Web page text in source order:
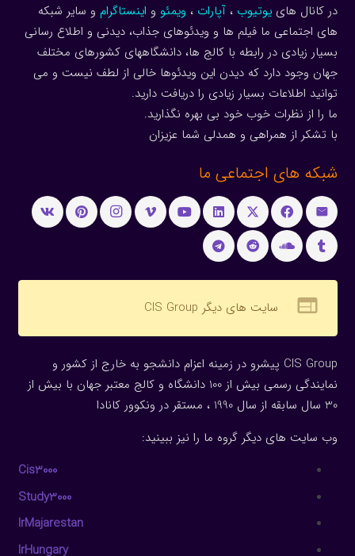
در کانال هاییوتیوب ، آپارات ، ویمئو و اینستاگرام و سایر شبکه
های اجتماعی ما فیلم ها و ویدئوهای جذاب، دیدنی و اطلاع رسانی
بسیار زیادی در رابطه با کالج ها، دانشگاههای کشورهای مختلف
جهان وجود دارد که دیدن این ویدئوها خالی از لطف نیست و می
توانید اطلاعات بسیار زیادی را دریافت دارید.
ما را از نظرات خوب خود بی بهره نگذارید.
با تشکر از همراهی و همدلی شما عزیزان
شبکه های اجتماعی ما
web سایت های دیگر CIS Group
CIS Group پیشرو در زمینه اعزام دانشجو به خارج از کشور و
نمایندگی رسمی بیش از 100 دانشگاه و کالج معتبر جهان با بیش از
30 سال سابقه از سال 1990 ، مستقر در ونکوور کانادا
وب سایت های دیگر گروه ما را نیز ببینید:
Cis3000
Study3000
IrMajarestan
IrHungary